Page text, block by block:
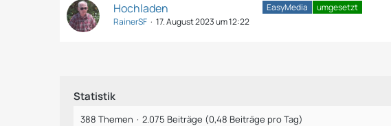
EasyMedia umgesetzt
Hochladen
RainerSF 17. August 2023 um 12:22
Statistik
388 Themen 2.075 Beiträge (0,48 Beiträge pro Tag)